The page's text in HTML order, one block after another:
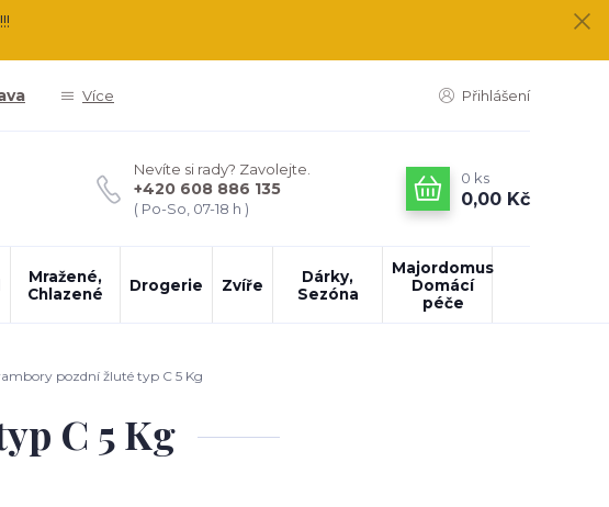
Více Přihlášení
Nevíte si rady? Zavolejte.
+420 608 886 135
( Po-So, 07-18 h )
0 ks
0,00 Kč
Mražené,
Chlazené
Drogerie Zvíře
Dárky,
Sezóna
Majordomus
Domácí
péče
pozdní žluté typ C 5 Kg
C 5 Kg